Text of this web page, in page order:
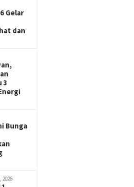
Gelar
dan
3
Bunga
2026